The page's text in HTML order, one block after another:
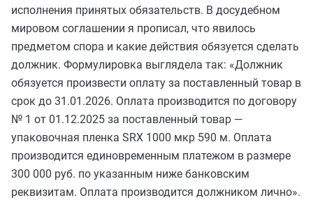
исполнения принятых обязательств. В досудебном
мировом соглашении я прописал, что явилось
предметом спора и какие действия обязуется сделать
должник. Формулировка выглядела так: «Должник
обязуется произвести оплату за поставленный товар в
срок до 31.01.2026. Оплата производится по договору
№ 1 от 01.12.2025 за поставленный товар —
упаковочная пленка SRX 1000 мкр 590 м. Оплата
производится единовременным платежом в размере
300 000 руб. по указанным ниже банковским
реквизитам. Оплата производится должником лично».